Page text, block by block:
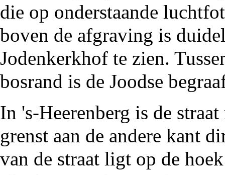
die op onderstaande
boven de afgraving is
Jodenkerkhof te zien.
bosrand is de Joodse
In 's-Heerenberg is de
grenst aan de andere kant
van de straat ligt op de